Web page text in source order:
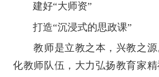
建好“大师资”
打造“沉浸式的思政课”
教师是立教之本，兴教之源
化教师队伍，大力弘扬教育家